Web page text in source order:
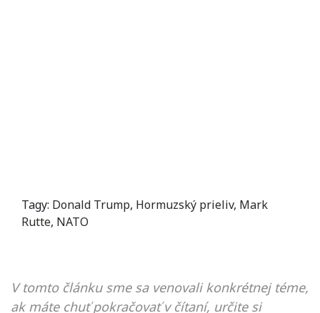
Tagy: Donald Trump, Hormuzský prieliv, Mark
Rutte, NATO
V tomto článku sme sa venovali konkrétnej téme,
ak máte chuť pokračovať v čítaní, určite si